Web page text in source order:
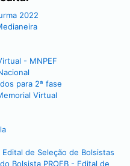
2022
- MNPEF
para 2ª fase
Virtual
de Seleção de Bolsistas
Bolsista PROEB - Edital de